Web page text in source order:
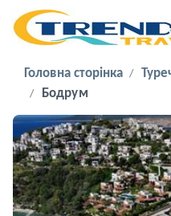
Головна сторінка
Бодрум